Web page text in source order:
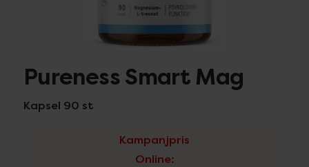
Pureness Smart Mag
Kapsel 90 st
Kampanjpris
Online: